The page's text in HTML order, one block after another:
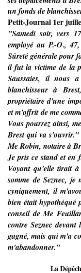
un fonds de
Petit-Journal 1er
"Samedi soir, vers
employé au P.-O.,
Sûreté générale pour
il fut la victime de la
Saussaies, il nous
blanchisseur à
propriétaire d'une
et m'offrit de me
Vous pourrez ainsi,
Brest qui va s'ouvrir."
Me Robin, notaire à
Je pris ce stand et en
Voyant qu'elle tirait
somme de Seznec,
cyniquement, il
bien était hypothéqué
conseil de Me
contre Seznec
gagné, mais qui m'a
m'abandonner."
La